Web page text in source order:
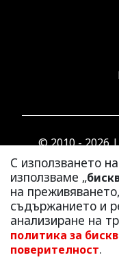
С използването
използваме „
на
съдържанието и
анализиране на
политика за
поверителност.
© 2010 - 2026